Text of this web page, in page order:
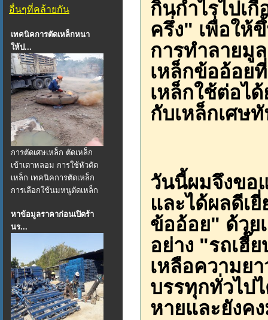
อื่นๆที่คล้ายกัน
เทคนิคการตัดเหล็กหนา
ให้ป...
การตัดเศษเหล็ก ตัดเหล็ก
เข้าเตาหลอม การใช้หัวตัด
เหล็ก เทคนิคการตัดเหล็ก
การเลือกใช้นมหนูตัดเหล็ก
หาข้อมูลราคาก่อนเปิดร้า
นร...
กินกำไรไปเ
ครึ่ง" เพื่อให้
การทำลายมู
เหล็กข้ออ้อย
เหล็กใช้ต่อไ
กับเหล็กเศษ
วันนี้ผมจึงขอ
และได้ผลดีเ
ข้ออ้อย" ด้วย
อย่าง "รถเฮี๊
เหลือความย
บรรทุกทั่วไป
หายและยังค